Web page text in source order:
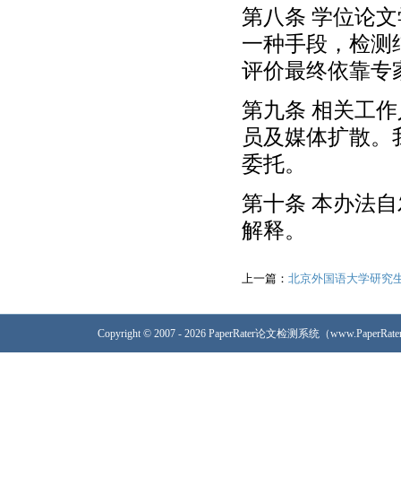
第八条 学位论
一种手段，检测
评价最终依靠专
第九条 相关工
员及媒体扩散
委托。
第十条 本办法
解释。
上一篇： 北京外国语大学研究
Copyright © 2007 - 2026 PaperRater论文检测系统（